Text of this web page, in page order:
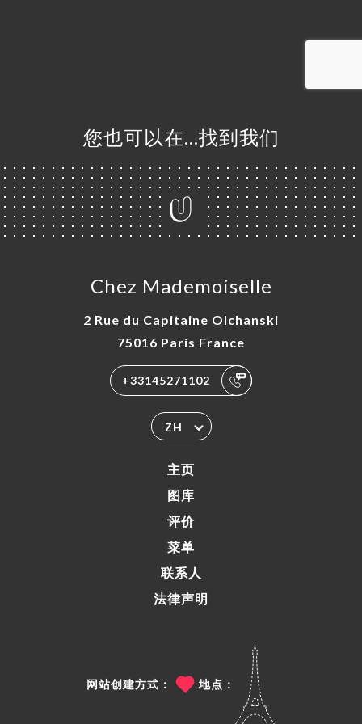
您也可以在…找到我们
Chez Mademoiselle
2 Rue du Capitaine Olchanski
75016 Paris France
+33145271102
ZH
主页
图库
评价
菜单
联系人
法律声明
网站创建方式： 地点：